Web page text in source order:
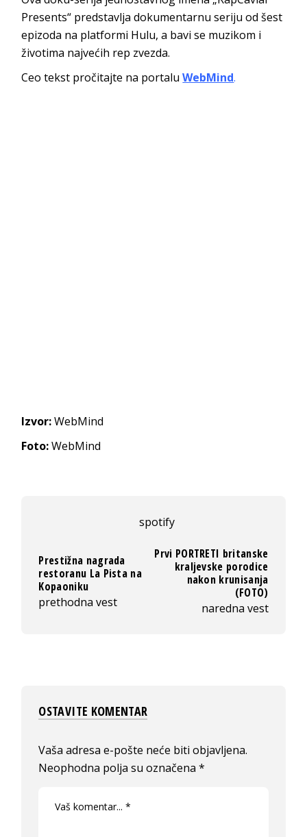
Presents“ predstavlja dokumentarnu seriju od šest
epizoda na platformi Hulu, a bavi se muzikom i
životima najvećih rep zvezda.
Ceo tekst pročitajte na portaluWebMind.
Izvor:WebMind
Foto:WebMind
spotify
Prestižna nagrada
restoranu La Pista na
Kopaoniku
prethodna vest
Prvi PORTRETI britanske
kraljevske porodice
nakon krunisanja
(FOTO)
naredna vest
OSTAVITE KOMENTAR
Vaša adresa e-pošte neće biti objavljena.
Neophodna polja su označena*